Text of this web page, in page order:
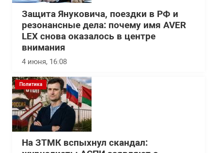
Защита Януковича, поездки в РФ и
резонансные дела: почему имя AVER
LEX снова оказалось в центре
внимания
4 июня, 16:08
Политика
На ЗТМК вспыхнул скандал: